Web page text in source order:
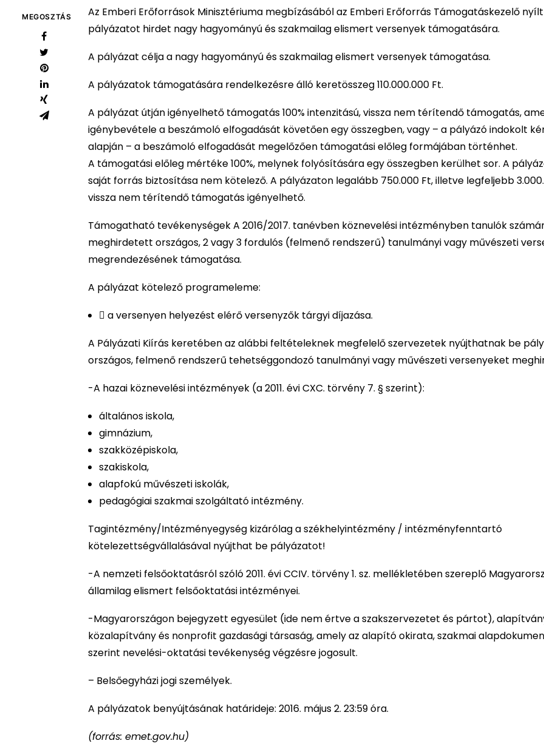
MEGOSZTÁS
Az Emberi Erőforrások Minisztériuma megbízásából az Emberi Erőforrás Támogatáskezelő nyílt
pályázatot hirdet nagy hagyományú és szakmailag elismert versenyek támogatására.
A pályázat célja a nagy hagyományú és szakmailag elismert versenyek támogatása.
A pályázatok támogatására rendelkezésre álló keretösszeg 110.000.000 Ft.
A pályázat útján igényelhető támogatás 100% intenzitású, vissza nem térítendő támogatás,
igénybevétele a beszámoló elfogadását követően egy összegben, vagy – a pályázó indokolt
alapján – a beszámoló elfogadását megelőzően támogatási előleg formájában történhet.
A támogatási előleg mértéke 100%, melynek folyósítására egy összegben kerülhet sor. A
saját forrás biztosítása nem kötelező. A pályázaton legalább 750.000 Ft, illetve legfeljebb
vissza nem térítendő támogatás igényelhető.
Támogatható tevékenységek A 2016/2017. tanévben köznevelési intézményben tanulók
meghirdetett országos, 2 vagy 3 fordulós (felmenő rendszerű) tanulmányi vagy művészeti
megrendezésének támogatása.
A pályázat kötelező programeleme:
 a versenyen helyezést elérő versenyzők tárgyi díjazása.
A Pályázati Kiírás keretében az alábbi feltételeknek megfelelő szervezetek nyújthatnak be
országos, felmenő rendszerű tehetséggondozó tanulmányi vagy művészeti versenyeket
-A hazai köznevelési intézmények (a 2011. évi CXC. törvény 7. § szerint):
általános iskola,
gimnázium,
szakközépiskola,
szakiskola,
alapfokú művészeti iskolák,
pedagógiai szakmai szolgáltató intézmény.
Tagintézmény/Intézményegység kizárólag a székhelyintézmény / intézményfenntartó
kötelezettségvállalásával nyújthat be pályázatot!
-A nemzeti felsőoktatásról szóló 2011. évi CCIV. törvény 1. sz. mellékletében szereplő
államilag elismert felsőoktatási intézményei.
-Magyarországon bejegyzett egyesület (ide nem értve a szakszervezetet és pártot),
közalapítvány és nonprofit gazdasági társaság, amely az alapító okirata, szakmai
szerint nevelési-oktatási tevékenység végzésre jogosult.
– Belsőegyházi jogi személyek.
A pályázatok benyújtásának határideje: 2016. május 2. 23:59 óra.
(forrás: emet.gov.hu)